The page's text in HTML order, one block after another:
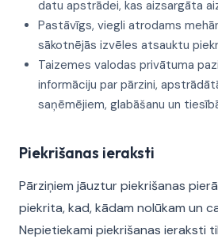
datu apstrādei, kas aizsargāta
Pastāvīgs, viegli atrodams
sākotnējās izvēles atsauktu
Taizemes valodas privātuma
informāciju par pārzini,
saņēmējiem, glabāšanu un
Piekrišanas ieraksti
Pārziņiem jāuztur piekrišanas
piekrita, kad, kādam nolūkam un
Nepietiekami piekrišanas ieraksti